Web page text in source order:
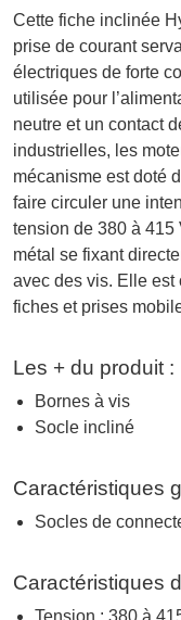
Cette fiche inclinée
prise de courant
électriques de forte
utilisée pour
neutre et un contact
industrielles, les
mécanisme est doté
faire circuler une
tension de 380 à 415
métal se fixant
avec des vis. Elle est
fiches et prises
Les + du produit :
Bornes à vis
Socle incliné
Caractéristiques
Socles de
Caractéristiques
Tension : 380 à